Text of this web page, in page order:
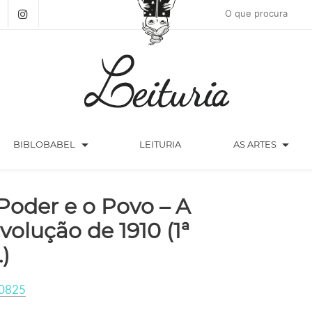
BIBLOBABEL arrow_drop_down LEITURIA AS ARTES arrow_drop_down
e o Povo – A
de 1910 (1ª